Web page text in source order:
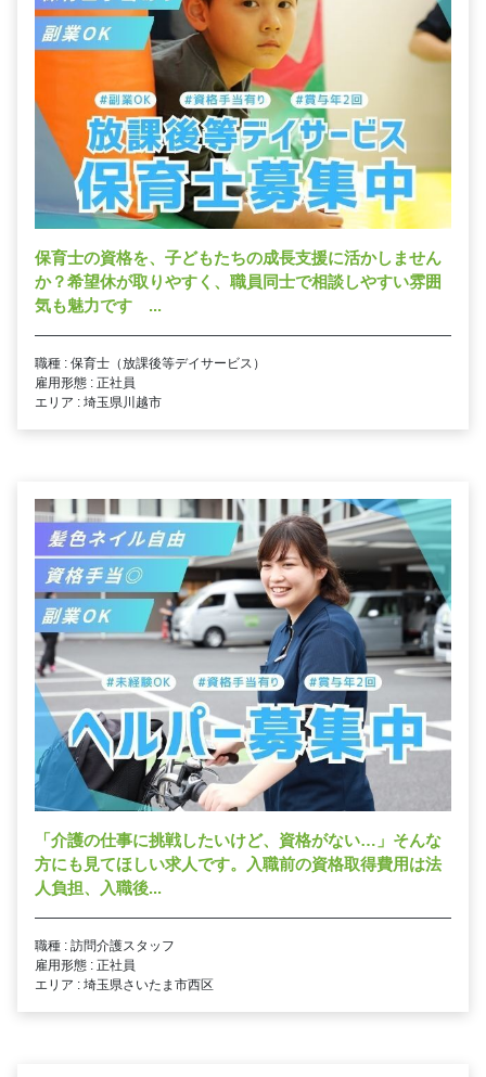
保育士の資格を、子どもたちの成長支援に活かしません
か？希望休が取りやすく、職員同士で相談しやすい雰囲
気も魅力です ...
職種 : 保育士（放課後等デイサービス）
雇用形態 : 正社員
エリア : 埼玉県川越市
「介護の仕事に挑戦したいけど、資格がない…」そんな
方にも見てほしい求人です。入職前の資格取得費用は法
人負担、入職後...
職種 : 訪問介護スタッフ
雇用形態 : 正社員
エリア : 埼玉県さいたま市西区